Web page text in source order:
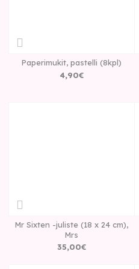
Paperimukit, pastelli (8kpl)
4,90€
Mr Sixten -juliste (18 x 24 cm),
Mrs
35,00€